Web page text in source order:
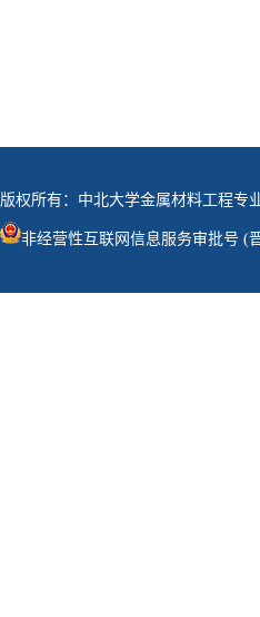
版权所有：中北大学金属材料工程专
非经营性互联网信息服务审批号 (